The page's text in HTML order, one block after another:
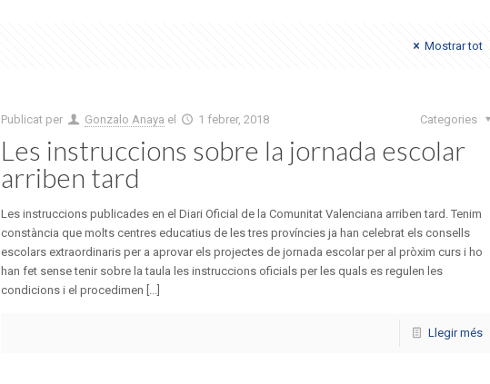
Mostrar tot
Publicat per Gonzalo Anaya el 1 febrer, 2018 Categories
Les instruccions sobre la jornada escolar
arriben tard
Les instruccions publicades en el Diari Oficial de la Comunitat Valenciana arriben tard. Tenim
constància que molts centres educatius de les tres províncies ja han celebrat els consells
escolars extraordinaris per a aprovar els projectes de jornada escolar per al pròxim curs i ho
han fet sense tenir sobre la taula les instruccions oficials per les quals es regulen les
condicions i el procedimen [...]
Llegir més